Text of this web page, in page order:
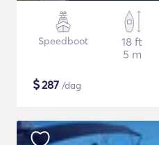
Speedboot
18 ft
5 m
$287 /dag